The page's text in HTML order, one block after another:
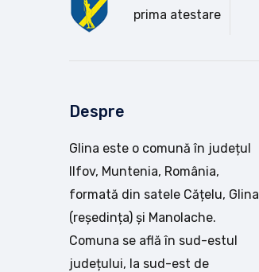
prima atestare
Despre
Glina este o comună în județul
Ilfov, Muntenia, România,
formată din satele Cățelu, Glina
(reședința) și Manolache.
Comuna se află în sud-estul
județului, la sud-est de